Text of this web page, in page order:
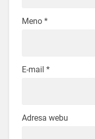
Meno *
E-mail *
Adresa webu